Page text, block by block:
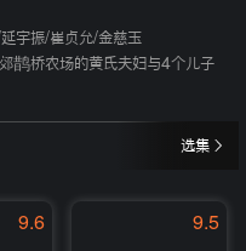
延宇振/崔贞允/金慈玉
鹊桥农场的黄氏夫妇与4个儿子
选集
9.6 9.5